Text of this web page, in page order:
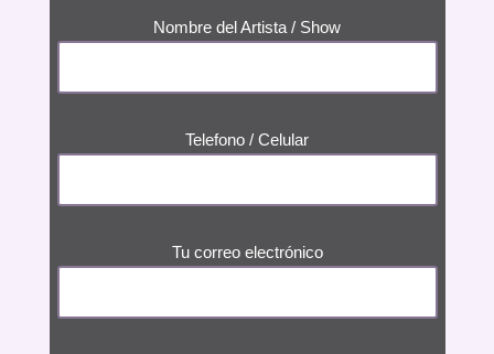
Nombre del Artista / Show
Telefono / Celular
Tu correo electrónico